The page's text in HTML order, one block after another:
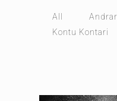
All
Kontu Kontari